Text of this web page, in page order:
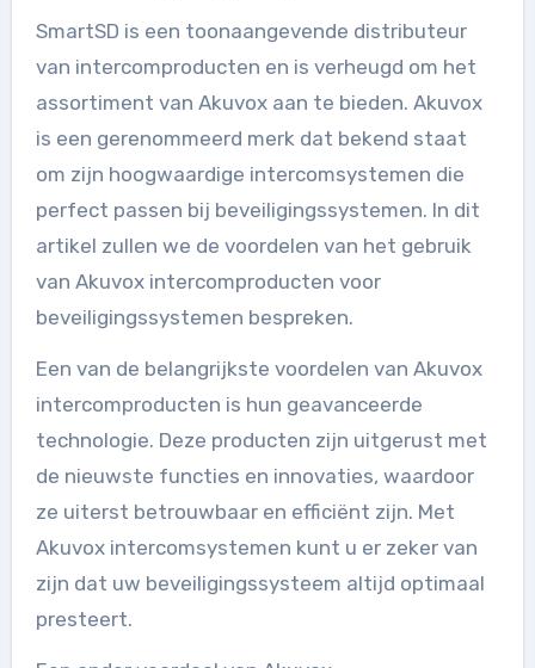
SmartSD is een toonaangevende distributeur
van intercomproducten en is verheugd om het
assortiment van Akuvox aan te bieden. Akuvox
is een gerenommeerd merk dat bekend staat
om zijn hoogwaardige intercomsystemen die
perfect passen bij beveiligingssystemen. In dit
artikel zullen we de voordelen van het gebruik
van Akuvox intercomproducten voor
beveiligingssystemen bespreken.
Een van de belangrijkste voordelen van Akuvox
intercomproducten is hun geavanceerde
technologie. Deze producten zijn uitgerust met
de nieuwste functies en innovaties, waardoor
ze uiterst betrouwbaar en efficiënt zijn. Met
Akuvox intercomsystemen kunt u er zeker van
zijn dat uw beveiligingssysteem altijd optimaal
presteert.